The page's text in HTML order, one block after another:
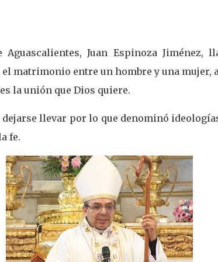
Juan Espinoza Jiménez,
matrimonio entre un hombre y una mujer,
la unión que Dios quiere.
llevar por lo que denominó
fe.